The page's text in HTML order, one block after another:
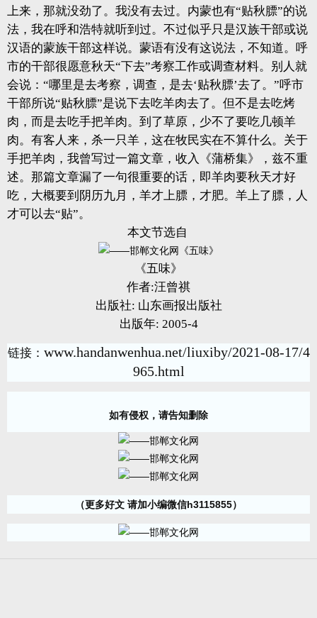
上来，那就没劲了。我没有去过。内蒙也有“贴秋膘”的说
法，我在呼和浩特就听到过。不过似乎只是汉族干部或说
汉语的蒙族干部这样说。蒙语有没有这说法，不知道。呼
市的干部很愿意秋天“下去”考察工作或调查材料。别人就
会说：“哪里是去考察，调查，是去‘贴秋膘’去了。”呼市
干部所说“贴秋膘”是说下去吃羊肉去了。但不是去吃烤
肉，而是去吃手把羊肉。到了草原，少不了要吃几顿羊
肉。有客人来，杀一只羊，这在牧民实在不算什么。关于
手把羊肉，我曾写过一篇文章，收入《蒲桥集》，兹不重
述。那篇文章漏了一句很重要的话，即羊肉要秋天才好
吃，大概要到阴历九月，羊才上膘，才肥。羊上了膘，人
才可以去“贴”。
本文节选自
《五味》
作者:汪曾祺
出版社: 山东画报出版社
出版年: 2005-4
链接： www.handanwenhua.net/liuxiby/2021-08-17/4
965.html
如有侵权，请告知删除
（更多好文 请加小编微信h3115855）